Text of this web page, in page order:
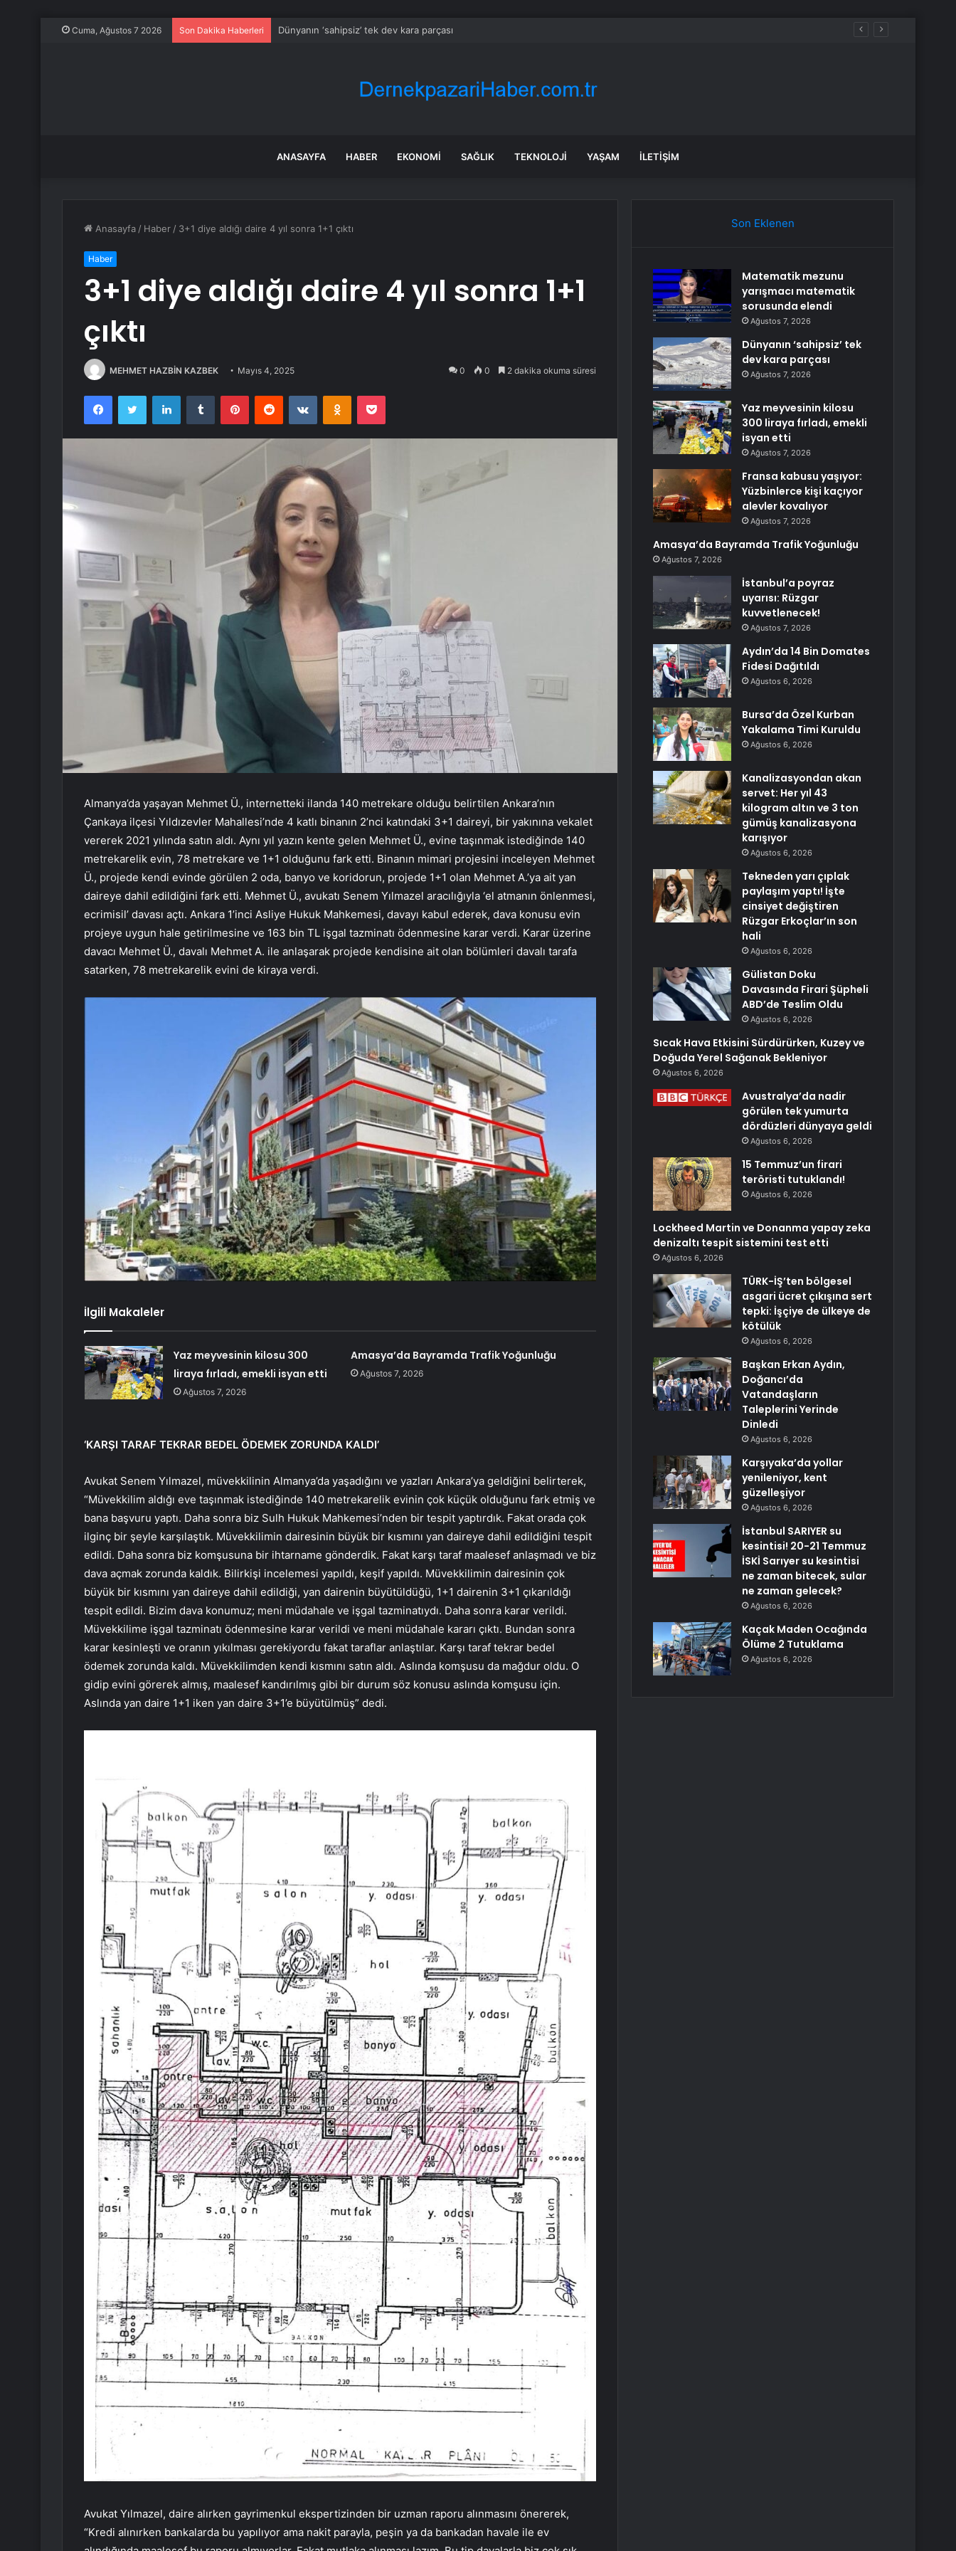
Cuma, Ağustos 7 2026 Son Dakika Haberleri Dünyanın ‘sahipsiz’ tek dev kara parçası
ANASAYFA HABER EKONOMI SAĞLIK TEKNOLOJI YAŞAM İLETIŞIM
Anasayfa / Haber / 3+1 diye aldığı daire 4 yıl sonra 1+1 çıktı
Haber
3+1 diye aldığı daire 4 yıl sonra 1+1
çıktı
MEHMET HAZBİN KAZBEK Mayıs 4, 2025 0 0 2 dakika okuma süresi
FacebookTwitter LinkedInTumblr PinterestReddit VKontakteOdnoklassniki
Pocket
Almanya’da yaşayan Mehmet Ü., internetteki ilanda 140 metrekare olduğu belirtilen Ankara’nın
Çankaya ilçesi Yıldızevler Mahallesi’nde 4 katlı binanın 2’nci katındaki 3+1 daireyi, bir yakınına vekalet
vererek 2021 yılında satın aldı. Aynı yıl yazın kente gelen Mehmet Ü., evine taşınmak istediğinde 140
metrekarelik evin, 78 metrekare ve 1+1 olduğunu fark etti. Binanın mimari projesini inceleyen Mehmet
Ü., projede kendi evinde görülen 2 oda, banyo ve koridorun, projede 1+1 olan Mehmet A.’ya ait yan
daireye dahil edildiğini fark etti. Mehmet Ü., avukatı Senem Yılmazel aracılığıyla ‘el atmanın önlenmesi,
ecrimisil’ davası açtı. Ankara 1’inci Asliye Hukuk Mahkemesi, davayı kabul ederek, dava konusu evin
projeye uygun hale getirilmesine ve 163 bin TL işgal tazminatı ödenmesine karar verdi. Karar üzerine
davacı Mehmet Ü., davalı Mehmet A. ile anlaşarak projede kendisine ait olan bölümleri davalı tarafa
satarken, 78 metrekarelik evini de kiraya verdi.
İlgili Makaleler
Yaz meyvesinin kilosu 300
liraya fırladı, emekli isyan etti
Ağustos 7, 2026
Amasya’da Bayramda Trafik Yoğunluğu
Ağustos 7, 2026
‘KARŞI TARAF TEKRAR BEDEL ÖDEMEK ZORUNDA KALDI’
Avukat Senem Yılmazel, müvekkilinin Almanya’da yaşadığını ve yazları Ankara’ya geldiğini belirterek,
“Müvekkilim aldığı eve taşınmak istediğinde 140 metrekarelik evinin çok küçük olduğunu fark etmiş ve
bana başvuru yaptı. Daha sonra biz Sulh Hukuk Mahkemesi’nden bir tespit yaptırdık. Fakat orada çok
ilginç bir şeyle karşılaştık. Müvekkilimin dairesinin büyük bir kısmını yan daireye dahil edildiğini tespit
edildi. Daha sonra biz komşusuna bir ihtarname gönderdik. Fakat karşı taraf maalesef anlaşmadı ve biz
dava açmak zorunda kaldık. Bilirkişi incelemesi yapıldı, keşif yapıldı. Müvekkilimin dairesinin çok
büyük bir kısmını yan daireye dahil edildiği, yan dairenin büyütüldüğü, 1+1 dairenin 3+1 çıkarıldığı
tespit edildi. Bizim dava konumuz; meni müdahale ve işgal tazminatıydı. Daha sonra karar verildi.
Müvekkilime işgal tazminatı ödenmesine karar verildi ve meni müdahale kararı çıktı. Bundan sonra
karar kesinleşti ve oranın yıkılması gerekiyordu fakat taraflar anlaştılar. Karşı taraf tekrar bedel
ödemek zorunda kaldı. Müvekkilimden kendi kısmını satın aldı. Aslında komşusu da mağdur oldu. O
gidip evini görerek almış, maalesef kandırılmış gibi bir durum söz konusu aslında komşusu için.
Aslında yan daire 1+1 iken yan daire 3+1’e büyütülmüş” dedi.
Avukat Yılmazel, daire alırken gayrimenkul ekspertizinden bir uzman raporu alınmasını önererek,
“Kredi alınırken bankalarda bu yapılıyor ama nakit parayla, peşin ya da bankadan havale ile ev
Son Eklenen
Matematik mezunu
yarışmacı matematik
sorusunda elendi
Ağustos 7, 2026
Dünyanın ‘sahipsiz’ tek
dev kara parçası
Ağustos 7, 2026
Yaz meyvesinin kilosu
300 liraya fırladı, emekli
isyan etti
Ağustos 7, 2026
Fransa kabusu yaşıyor:
Yüzbinlerce kişi kaçıyor
alevler kovalıyor
Ağustos 7, 2026
Amasya’da Bayramda Trafik Yoğunluğu
Ağustos 7, 2026
İstanbul’a poyraz
uyarısı: Rüzgar
kuvvetlenecek!
Ağustos 7, 2026
Aydın’da 14 Bin Domates
Fidesi Dağıtıldı
Ağustos 6, 2026
Bursa’da Özel Kurban
Yakalama Timi Kuruldu
Ağustos 6, 2026
Kanalizasyondan akan
servet: Her yıl 43
kilogram altın ve 3 ton
gümüş kanalizasyona
karışıyor
Ağustos 6, 2026
Tekneden yarı çıplak
paylaşım yaptı! İşte
cinsiyet değiştiren
Rüzgar Erkoçlar’ın son
hali
Ağustos 6, 2026
Gülistan Doku
Davasında Firari Şüpheli
ABD’de Teslim Oldu
Ağustos 6, 2026
Sıcak Hava Etkisini Sürdürürken, Kuzey ve
Doğuda Yerel Sağanak Bekleniyor
Ağustos 6, 2026
Avustralya’da nadir
görülen tek yumurta
dördüzleri dünyaya geldi
Ağustos 6, 2026
15 Temmuz’un firari
teröristi tutuklandı!
Ağustos 6, 2026
Lockheed Martin ve Donanma yapay zeka
denizaltı tespit sistemini test etti
Ağustos 6, 2026
TÜRK-İŞ’ten bölgesel
asgari ücret çıkışına sert
tepki: İşçiye de ülkeye de
kötülük
Ağustos 6, 2026
Başkan Erkan Aydın,
Doğancı’da
Vatandaşların
Taleplerini Yerinde
Dinledi
Ağustos 6, 2026
Karşıyaka’da yollar
yenileniyor, kent
güzelleşiyor
Ağustos 6, 2026
İstanbul SARIYER su
kesintisi! 20-21 Temmuz
İSKİ Sarıyer su kesintisi
ne zaman bitecek, sular
ne zaman gelecek?
Ağustos 6, 2026
Kaçak Maden Ocağında
Ölüme 2 Tutuklama
Ağustos 6, 2026